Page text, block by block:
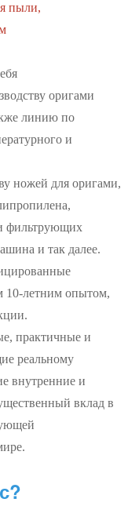
пыли,
оригами
линию по
и
ножей для оригами,
фильтрующих
и так далее.
10-летним опытом,
практичные и
реальному
внутренние и
вклад в